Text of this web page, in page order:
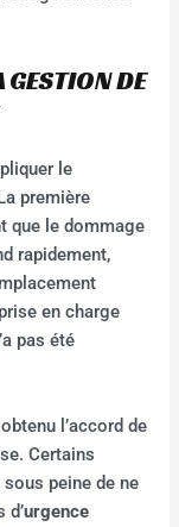
GESTION DE
le
première
que le dommage
rapidement,
en charge
pas été
l’accord de
Certains
peine de ne
d’urgence